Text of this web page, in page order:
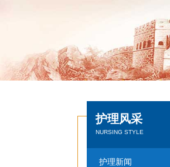
护理风采
NURSING STYLE
护理新闻